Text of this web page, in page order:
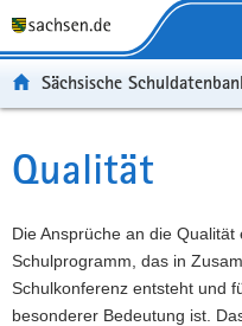
t
ü
e
r
g
r
r
l
a
v
i
g
a
t
n
h
a
l
W
t
r
e
I
n
r
i
c
e
Portalübergreifende
Sächsische
Hauptinhalt
Qualität
Die Ansprüche an die
Schulprogramm, das in
Schulkonferenz entsteht und
besonderer Bedeutung ist.